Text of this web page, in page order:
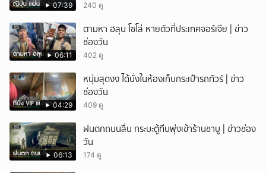
07:39 240 ดู
06:11
ตามหา ฮลุน โซโล่ หายตัวที่ประเทศจอร์เจีย | ข่าว
ช่องวัน
402 ดู
04:29
หนุ่มสุดงง ได้นั่งในห้องเก็บกระเป๋ารถทัวร์ | ข่าว
ช่องวัน
409 ดู
06:13
ฝนตกถนนลื่น กระบะตู้ทึบพุ่งเข้าร้านชาบู | ข่าวช่อง
วัน
174 ดู